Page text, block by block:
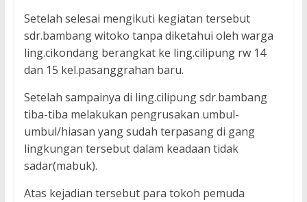
Setelah selesai mengikuti kegiatan tersebut
sdr.bambang witoko tanpa diketahui oleh warga
ling.cikondang berangkat ke ling.cilipung rw 14
dan 15 kel.pasanggrahan baru.
Setelah sampainya di ling.cilipung sdr.bambang
tiba-tiba melakukan pengrusakan umbul-
umbul/hiasan yang sudah terpasang di gang
lingkungan tersebut dalam keadaan tidak
sadar(mabuk).
Atas kejadian tersebut para tokoh pemuda